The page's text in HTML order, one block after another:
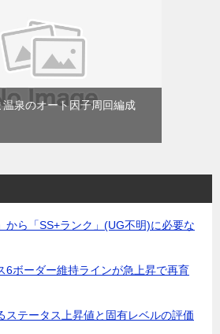
温泉のオート因子周回編成
から「SS+ランク」(UG不明)に必要な
6ボーダー維持ラインが急上昇で再育
ステータス上昇値と固有レベルの評価